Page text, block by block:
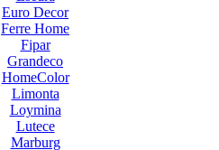
Euro Decor
Ferre Home
Fipar
Grandeco
HomeColor
Limonta
Loymina
Lutece
Marburg